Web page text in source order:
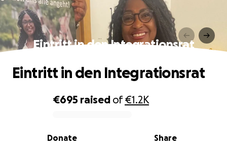
Eintritt in den Integrationsrat
0% complete
€695 raised of€1.2K
Share
Donate
Eintritt in den Integrationsrat